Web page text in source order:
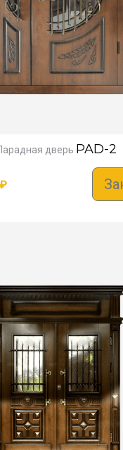
дверь PAD-2
₽